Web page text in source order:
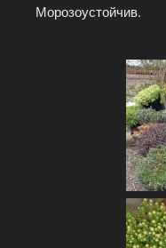
Морозоустойчив.